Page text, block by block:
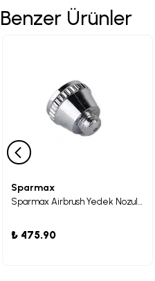
Benzer Ürünler
Sparmax
Sparmax Airbrush Yedek Nozul Başlığı SP-35
₺ 475.90